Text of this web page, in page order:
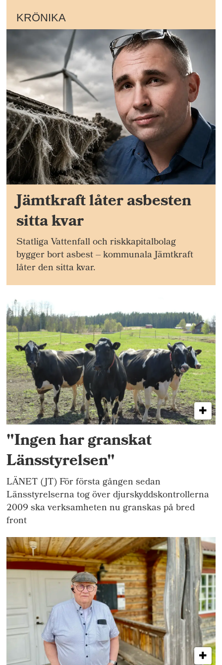
KRÖNIKA
Jämtkraft låter asbesten
sitta kvar
Statliga Vattenfall och riskkapitalbolag
bygger bort asbest – kommunala Jämtkraft
låter den sitta kvar.
"Ingen har granskat
Länsstyrelsen"
LÄNET (JT) För första gången sedan
Länsstyrelserna tog över djurskyddskontrollerna
2009 ska verksamheten nu granskas på bred
front